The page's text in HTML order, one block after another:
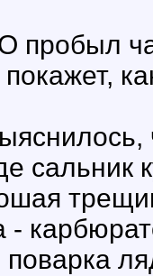
пробыл
сальник
-
поварка